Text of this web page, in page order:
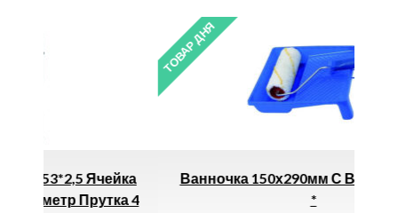
Ванночка 150х290мм С Валиком 65мм